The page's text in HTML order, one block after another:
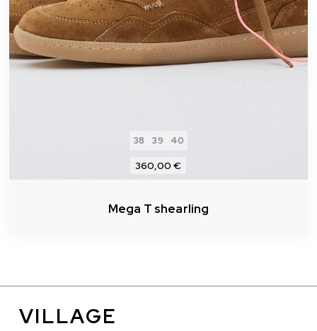
38 39 40
360,00 €
Mega T shearling
VILLAGE